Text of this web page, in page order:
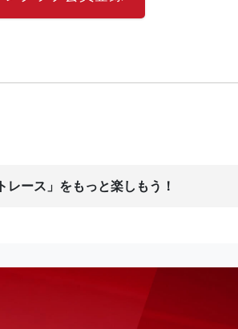
ース」をもっと楽しもう！